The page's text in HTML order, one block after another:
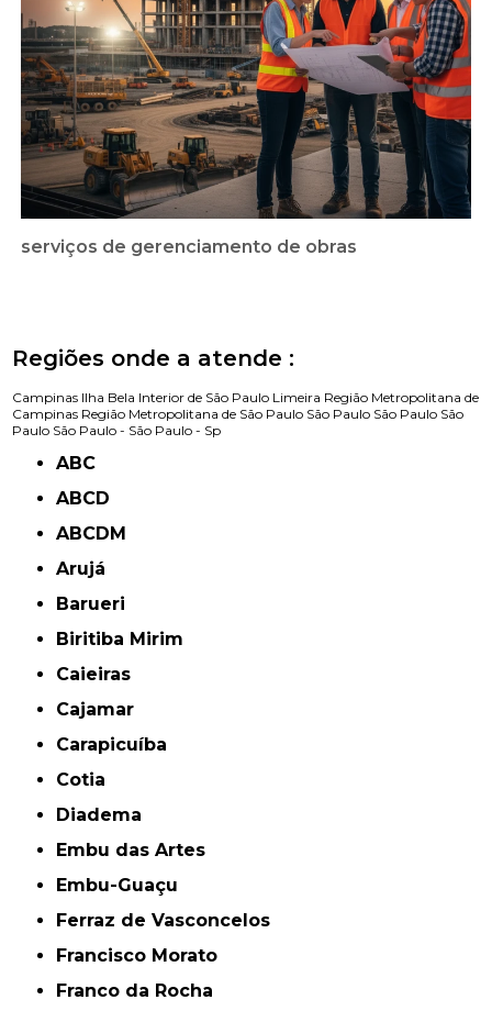
serviços de gerenciamento de obras
Regiões onde a atende :
Campinas Ilha Bela Interior de São Paulo Limeira Região Metropolitana de
Campinas Região Metropolitana de São Paulo São Paulo São Paulo São
Paulo São Paulo - São Paulo - Sp
ABC
ABCD
ABCDM
Arujá
Barueri
Biritiba Mirim
Caieiras
Cajamar
Carapicuíba
Cotia
Diadema
Embu das Artes
Embu-Guaçu
Ferraz de Vasconcelos
Francisco Morato
Franco da Rocha